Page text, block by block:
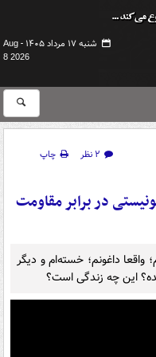
شنبه ۱۷ مرداد ۱۴۰۵ -
Aug
8 2026
۲ نظر
چاپ
در برابر مقاومت
داغونم؛ خسته‌ام و دیگر
این چه زندگی است؟